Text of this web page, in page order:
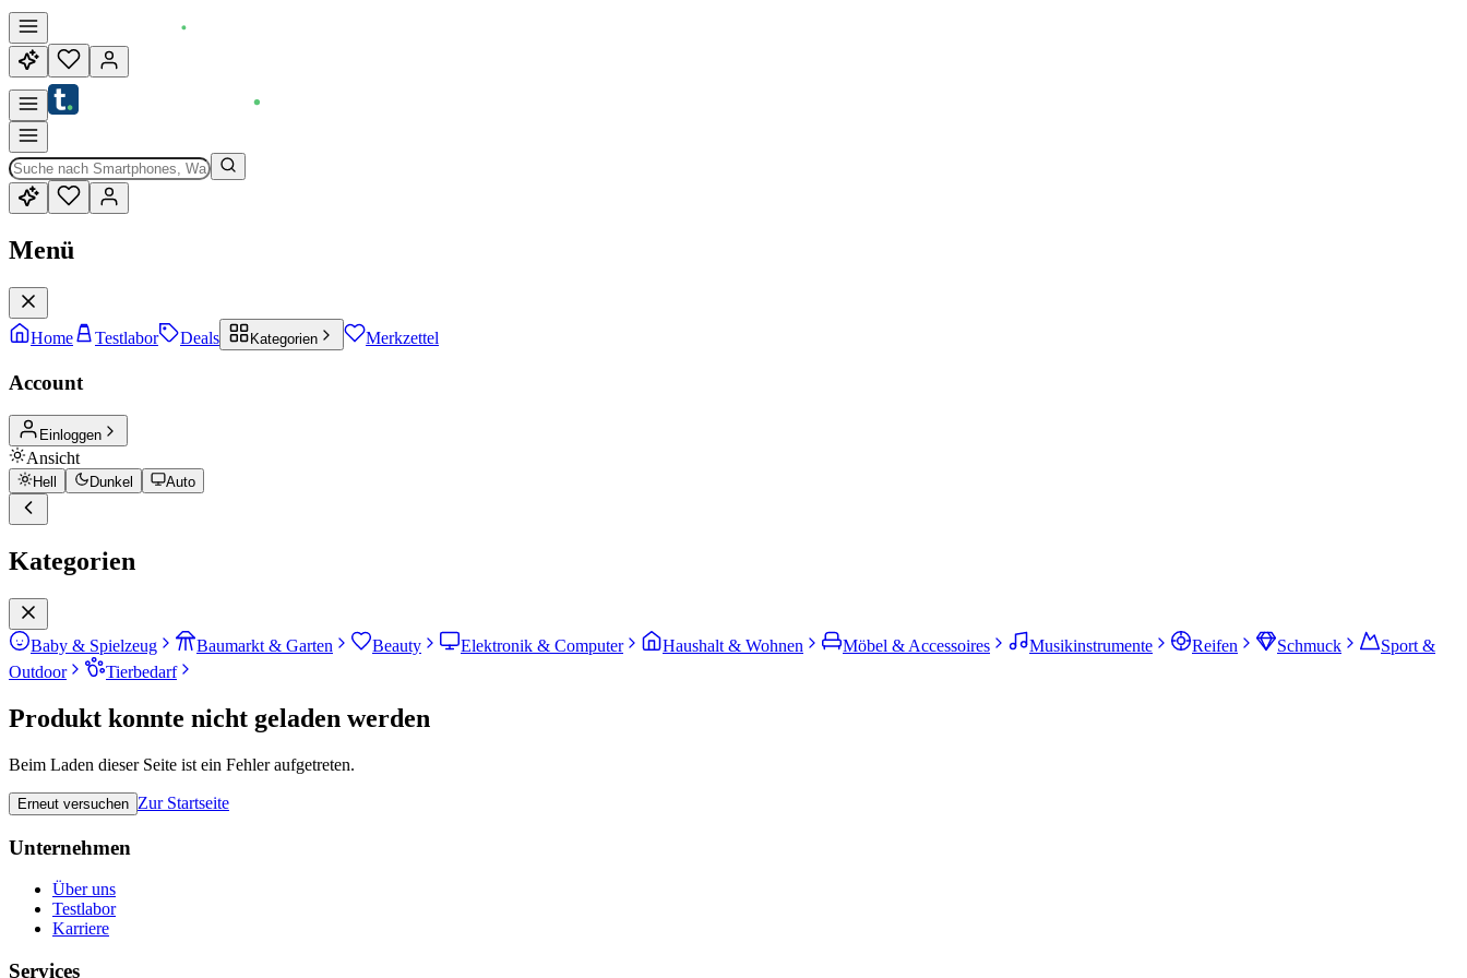
Menü
Home Testlabor Deals Kategorien Merkzettel
Account
Einloggen
Ansicht
Hell Dunkel Auto
Kategorien
Baby & Spielzeug Baumarkt & Garten Beauty Elektronik & Computer Haushalt & Wohnen Möbel & Accessoires Musikinstrumente Reifen Schmuck
Sport &
Outdoor
Tierbedarf
Produkt konnte nicht geladen werden
Beim Laden dieser Seite ist ein Fehler aufgetreten.
Erneut versuchen Zur Startseite
Unternehmen
Über uns
Testlabor
Karriere
Services